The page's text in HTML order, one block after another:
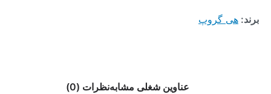
برند: هی گروپ
عناوین شغلی مشابهنظرات (0)